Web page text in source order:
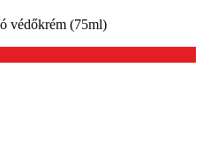
védőkrém (75ml)